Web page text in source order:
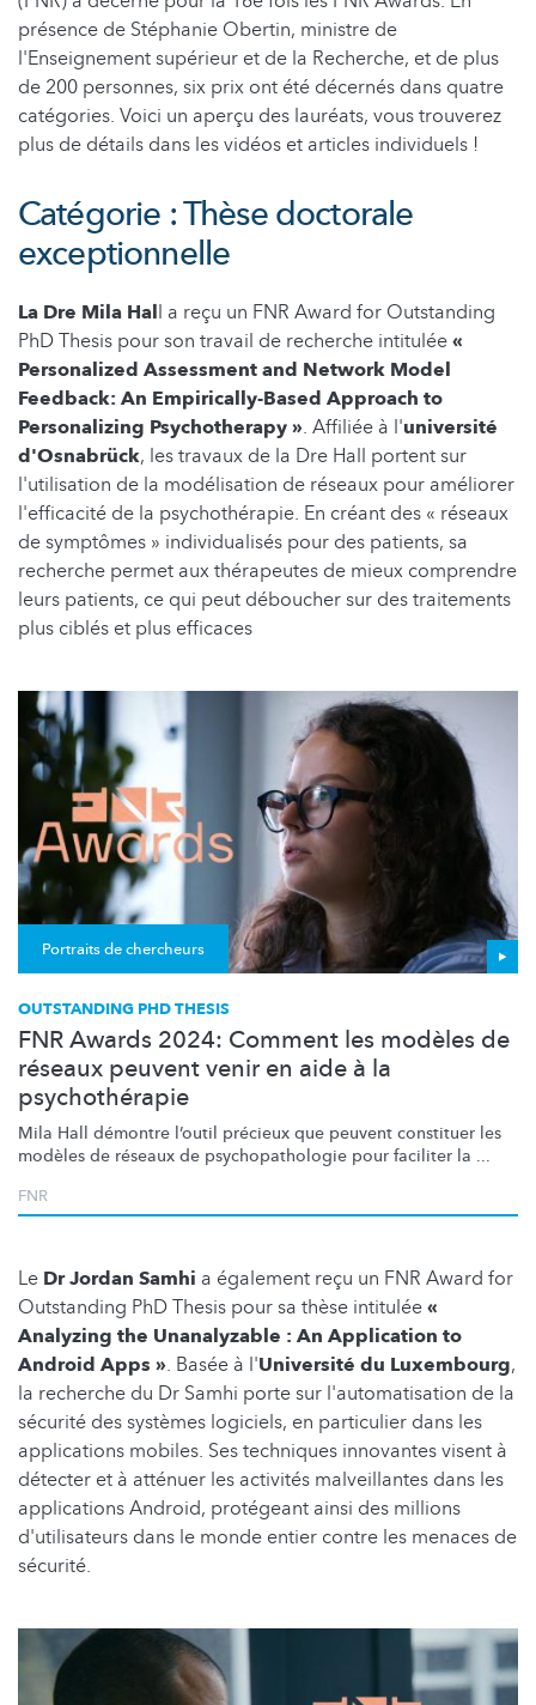
présence de Stéphanie Obertin, ministre de
l'Enseignement supérieur et de la Recherche, et de plus
de 200 personnes, six prix ont été décernés dans quatre
catégories. Voici un aperçu des lauréats, vous trouverez
plus de détails dans les vidéos et articles individuels !
Catégorie : Thèse doctorale
exceptionnelle
La Dre Mila Hall a reçu un FNR Award for Outstanding
PhD Thesis pour son travail de recherche intitulée«
Personalized Assessment and Network Model
Feedback: An Empirically-Based Approach to
Personalizing Psychotherapy». Affiliée à l'université
d'Osnabrück, les travaux de la Dre Hall portent sur
l'utilisation de la modélisation de réseaux pour améliorer
l'efficacité de la psychothérapie. En créant des « réseaux
de symptômes » individualisés pour des patients, sa
recherche permet aux thérapeutes de mieux comprendre
leurs patients, ce qui peut déboucher sur des traitements
plus ciblés et plus efficaces
Portraits de chercheurs
OUTSTANDING PHD THESIS
FNR Awards 2024: Comment les modèles de
réseaux peuvent venir en aide à la
psychothérapie
Mila Hall démontre l’outil précieux que peuvent constituer les
modèles de réseaux de psychopathologie pour faciliter la ...
FNR
Le Dr Jordan Samhi a également reçu un FNR Award for
Outstanding PhD Thesis pour sa thèse intitulée«
Analyzing the Unanalyzable : An Application to
Android Apps ». Basée à l'Université du Luxembourg,
la recherche du Dr Samhi porte sur l'automatisation de la
sécurité des systèmes logiciels, en particulier dans les
applications mobiles. Ses techniques innovantes visent à
détecter et à atténuer les activités malveillantes dans les
applications Android, protégeant ainsi des millions
d'utilisateurs dans le monde entier contre les menaces de
sécurité.